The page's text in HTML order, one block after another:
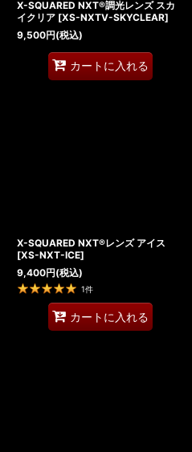
X-SQUARED NXT®調光レンズ スカ
イクリア [XS-NXTV-SKYCLEAR]
9,500円(税込)
カートに入れる
X-SQUARED NXT®レンズ アイス
[XS-NXT-ICE]
9,400円(税込)
1件
カートに入れる